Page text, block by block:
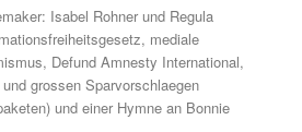
Isabel Rohner und Regula
mediale
Defund Amnesty International,
grossen Sparvorschlaegen
und einer Hymne an Bonnie